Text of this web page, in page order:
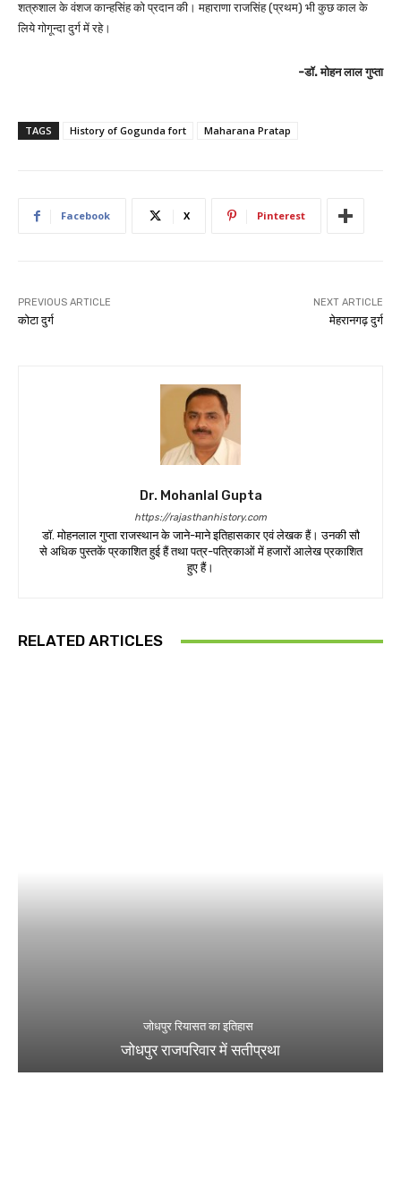
शत्रुशाल के वंशज कान्हसिंह को प्रदान की। महाराणा राजसिंह (प्रथम) भी कुछ काल के
लिये गोगून्दा दुर्ग में रहे।
-डॉ. मोहन लाल गुप्ता
TAGS History of Gogunda fort Maharana Pratap
Facebook X Pinterest
PREVIOUS ARTICLE
कोटा दुर्ग
NEXT ARTICLE
मेहरानगढ़ दुर्ग
Dr. Mohanlal Gupta
https://rajasthanhistory.com
डॉ. मोहनलाल गुप्ता राजस्थान के जाने-माने इतिहासकार एवं लेखक हैं। उनकी सौ
से अधिक पुस्तकें प्रकाशित हुई हैं तथा पत्र-पत्रिकाओं में हजारों आलेख प्रकाशित
हुए हैं।
RELATED ARTICLES
जोधपुर रियासत का इतिहास
जोधपुर राजपरिवार में सतीप्रथा